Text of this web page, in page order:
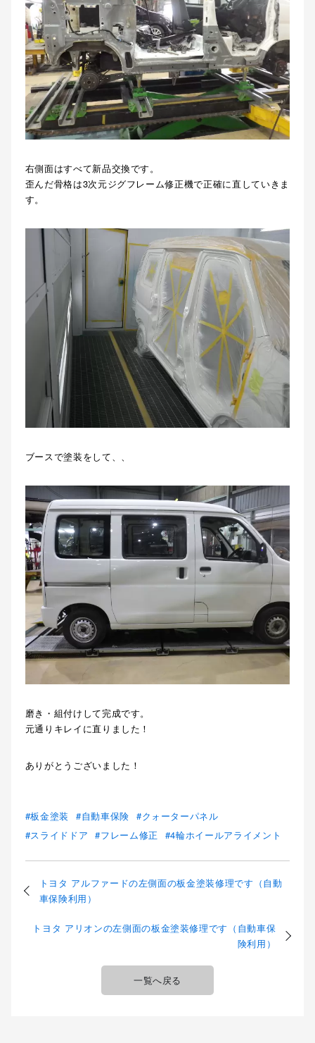
右側面はすべて新品交換です。
歪んだ骨格は3次元ジグフレーム修正機で正確に直していきま
す。
ブースで塗装をして、、
磨き・組付けして完成です。
元通りキレイに直りました！
ありがとうございました！
板金塗装 自動車保険
クォーターパネル
スライドドア
フレーム修正 4輪ホイールアライメント
トヨタ アルファードの左側面の板金塗装修理です（自動
車保険利用）
トヨタ アリオンの左側面の板金塗装修理です（自動車保
険利用）
一覧へ戻る